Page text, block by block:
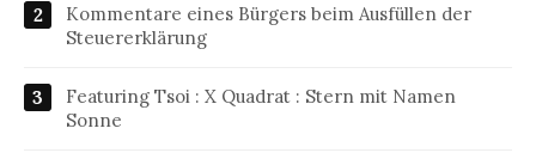
Kommentare eines Bürgers beim Ausfüllen der
Steuererklärung
Featuring Tsoi : X Quadrat : Stern mit Namen
Sonne